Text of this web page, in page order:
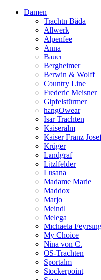
Damen
Trachtn Bäda
Allwerk
Alpenfee
Anna
Bauer
Bergheimer
Berwin & Wolff
Country Line
Frederic Meisner
Gipfelstürmer
hangOwear
Isar Trachten
Kaiseralm
Kaiser Franz Josef
Krüger
Landgraf
Litzlfelder
Lusana
Madame Marie
Maddox
Marjo
Meindl
Melega
Michaela
My Choice
Nina von C.
OS-Trachten
Sportalm
Stockerpoint